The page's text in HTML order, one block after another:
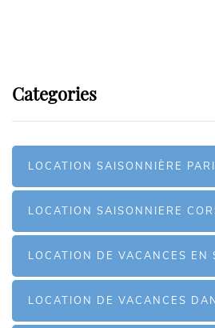
Categories
LOCATION SAISONNIÈRE
LOCATION SAISONNIERE
LOCATION DE VACANCES EN
LOCATION DE VACANCES